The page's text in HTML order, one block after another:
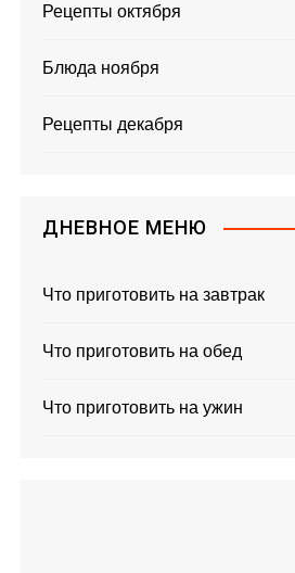
Рецепты октября
Блюда ноября
Рецепты декабря
ДНЕВНОЕ МЕНЮ
Что приготовить на завтрак
Что приготовить на обед
Что приготовить на ужин